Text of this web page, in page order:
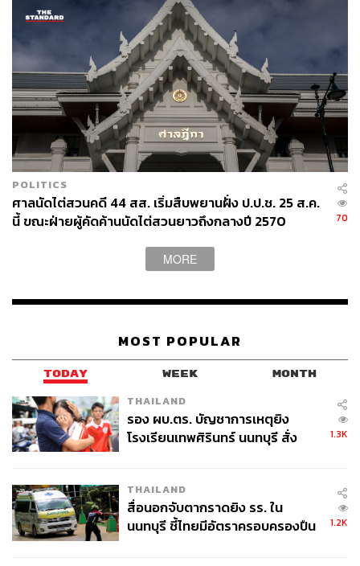
POLITICS
ศาลนัดไต่สวนคดี 44 สส. เริ่มสืบพยานฝั่ง ป.ป.ช. 25 ส.ค.
นี้ ขณะฝ่ายผู้คัดค้านนัดไต่สวนยาวถึงกลางปี 2570
70
MORE
MOST POPULAR
TODAY WEEK MONTH
THAILAND
รอง ผบ.ตร. บัญชาการเหตุยิง
โรงเรียนเทพศิรินทร์ นนทบุรี สั่ง
1.3K
THAILAND
สื่อนอกจับตากราดยิง รร. ใน
นนทบุรี ชี้ไทยมีอัตราครอบครองปืน
1.2K